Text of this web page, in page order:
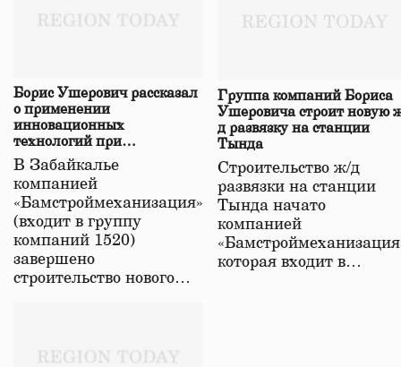
Борис Ушерович рассказал
о применении
инновационных
технологий при
строительстве нового моста
в Забайкалье
В Забайкалье
компанией
«Бамстроймеханизация»
(входит в группу
компаний 1520)
завершено
строительство нового…
Группа компаний Бориса
Ушеровича строит новую
д развязку на станции
Тында
Строительство ж/д
развязки на станции
Тында начато
компанией
которая входит в…